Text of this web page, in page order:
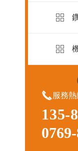
服務熱
135-